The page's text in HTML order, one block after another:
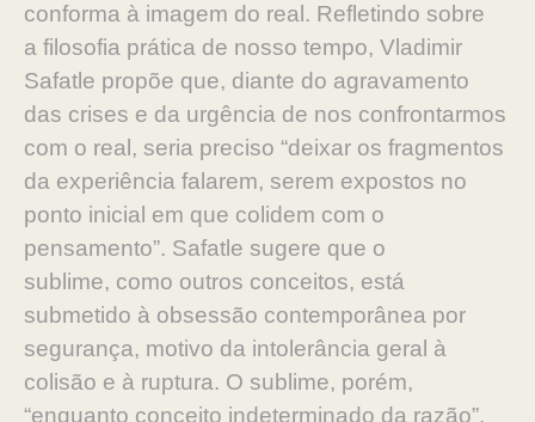
conforma à imagem do real. Refletindo sobre
a filosofia prática de nosso tempo, Vladimir
Safatle propõe que, diante do agravamento
das crises e da urgência de nos confrontarmos
com o real, seria preciso “deixar os fragmentos
da experiência falarem, serem expostos no
ponto inicial em que colidem com o
pensamento”. Safatle sugere que o
sublime, como outros conceitos, está
submetido à obsessão contemporânea por
segurança, motivo da intolerância geral à
colisão e à ruptura. O sublime, porém,
“enquanto conceito indeterminado da razão”,